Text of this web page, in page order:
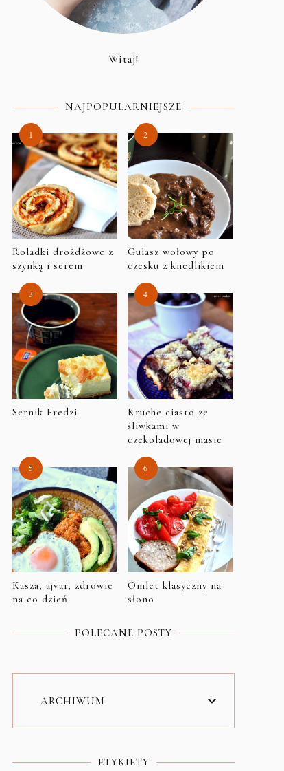
Witaj!
NAJPOPULARNIEJSZE
Roladki drożdżowe z
szynką i serem
Gulasz wołowy po
czesku z knedlikiem
Sernik Fredzi
Kruche ciasto ze
śliwkami w
czekoladowej masie
Kasza, ajvar, zdrowie
na co dzień
Omlet klasyczny na
słono
POLECANE POSTY
ARCHIWUM
ETYKIETY